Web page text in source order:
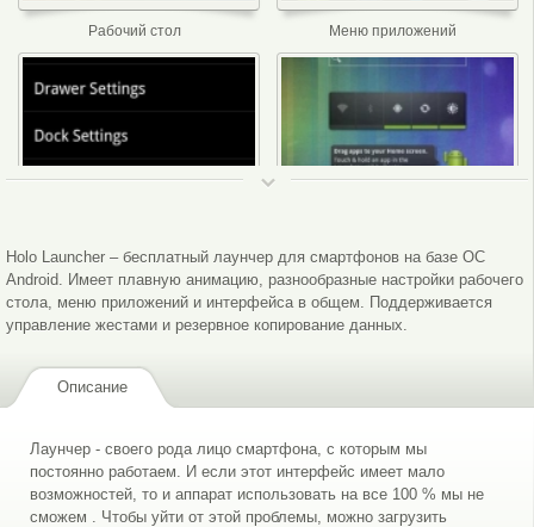
Рабочий стол Меню приложений
Holo Launcher – бесплатный лаунчер для смартфонов на базе ОС
Android. Имеет плавную анимацию, разнообразные настройки рабочего
стола, меню приложений и интерфейса в общем. Поддерживается
управление жестами и резервное копирование данных.
Описание
Лаунчер - своего рода лицо смартфона, с которым мы
постоянно работаем. И если этот интерфейс имеет мало
возможностей, то и аппарат использовать на все 100 % мы не
сможем . Чтобы уйти от этой проблемы, можно загрузить